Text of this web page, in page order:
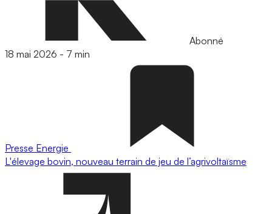
Abonné
18 mai 2026 - 7 min
Presse Energie
L'élevage bovin, nouveau terrain de jeu de l’agrivoltaïsme